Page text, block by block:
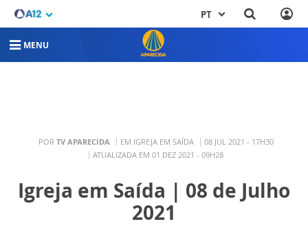
PT
MENU
POR TV APARECIDA EM IGREJA EM SAÍDA
08 JUL 2021 - 17H30
ATUALIZADA EM 01 DEZ 2021 - 09H28
Igreja em Saída | 08 de Julho
2021